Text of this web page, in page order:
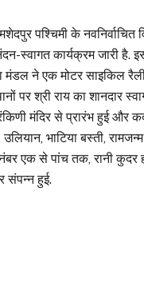
पश्चिमी के नवनिर्वाचित
स्वागत कार्यक्रम जारी है.
मंडल ने एक मोटर साइकिल
पर श्री राय का शानदार
मंदिर से प्रारंभ हुई और
उलियान, भाटिया बस्ती,
एक से पांच तक, रानी कुदर
संपन्न हुई.